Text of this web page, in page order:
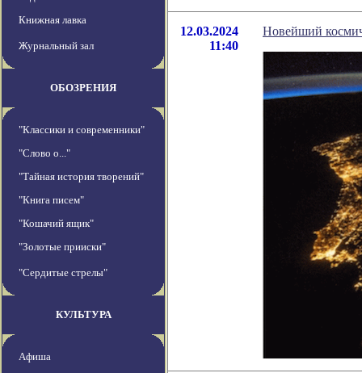
Книжная лавка
Журнальный зал
ОБОЗРЕНИЯ
"Классики и современники"
"Слово о..."
"Тайная история творений"
"Книга писем"
"Кошачий ящик"
"Золотые прииски"
"Сердитые стрелы"
КУЛЬТУРА
Афиша
12.03.2024
11:40
Новейший